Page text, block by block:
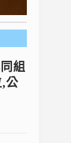
組
,公